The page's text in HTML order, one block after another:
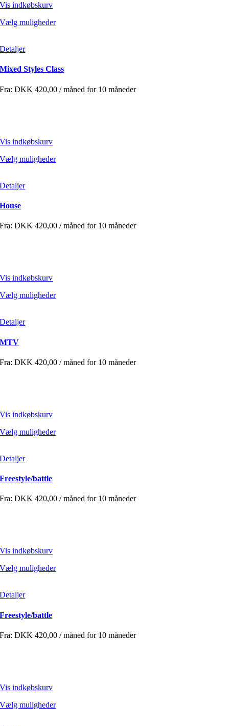
Vis indkøbskurv
Vælg muligheder
Detaljer
Mixed Styles Class
Fra:DKK 420,00 / måned for 10 måneder
Vis indkøbskurv
Vælg muligheder
Detaljer
House
Fra:DKK 420,00 / måned for 10 måneder
Vis indkøbskurv
Vælg muligheder
Detaljer
MTV
Fra:DKK 420,00 / måned for 10 måneder
Vis indkøbskurv
Vælg muligheder
Detaljer
Freestyle/battle
Fra:DKK 420,00 / måned for 10 måneder
Vis indkøbskurv
Vælg muligheder
Detaljer
Freestyle/battle
Fra:DKK 420,00 / måned for 10 måneder
Vis indkøbskurv
Vælg muligheder